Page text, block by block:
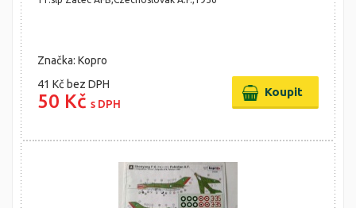
Značka: Kopro
41 Kč bez DPH
50 Kč s DPH